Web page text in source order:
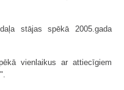
stājas spēkā 2005.gada
vienlaikus ar attiecīgiem